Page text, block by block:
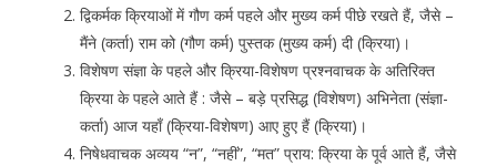
द्विकर्मक क्रियाओं में गौण कर्म पहले और मुख्य कर्म पीछे रखते हैं, जैसे –
मैंने (कर्ता) राम को (गौण कर्म) पुस्तक (मुख्य कर्म) दी (क्रिया)।
विशेषण संज्ञा के पहले और क्रिया-विशेषण प्रश्नवाचक के अतिरिक्त
क्रिया के पहले आते हैं : जैसे – बड़े प्रसिद्ध (विशेषण) अभिनेता (संज्ञा-
कर्ता) आज यहाँ (क्रिया-विशेषण) आए हुए हैं (क्रिया)।
निषेधवाचक अव्यय “न”, “नहीं”, “मत” प्राय: क्रिया के पूर्व आते हैं, जैसे